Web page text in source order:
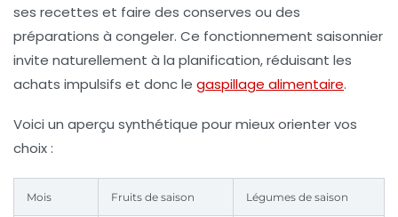
ses recettes et faire des conserves ou des
préparations à congeler. Ce fonctionnement saisonnier
invite naturellement à la planification, réduisant les
achats impulsifs et donc le gaspillage alimentaire.
Voici un aperçu synthétique pour mieux orienter vos
choix :
Mois Fruits de saison Légumes de saison